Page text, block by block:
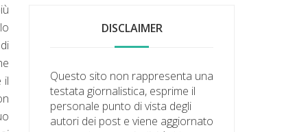
il
DISCLAIMER
Questo sito non rappresenta una
testata giornalistica, esprime il
personale punto di vista degli
autori dei post e viene aggiornato